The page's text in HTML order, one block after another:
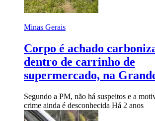
Minas Gerais
Corpo é achado
dentro de carrinho de
supermercado, na
Segundo a PM, não há suspeitos e a
crime ainda é desconhecida Há 2 anos